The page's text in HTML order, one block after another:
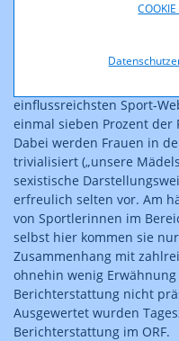
reichweitenstarker
bei 12 Prozent, in den
einflussreichsten Sport-
einmal sieben Prozent
Dabei werden Frauen in
trivialisiert („unsere
sexistische
erfreulich selten vor. Am
von Sportlerinnen im
selbst hier kommen sie
Zusammenhang mit
ohnehin wenig
Berichterstattung nicht
Ausgewertet wurden
Berichterstattung im ORF.